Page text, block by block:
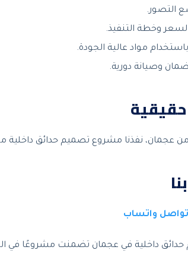
التصور.
وخطة التنفيذ.
مواد عالية الجودة.
وصيانة دورية.
من عجمان، نفذنا مشروع تصميم حدائق داخلية
تواصل واتساب
داخلية في عجمان تضمنت مشروعًا في